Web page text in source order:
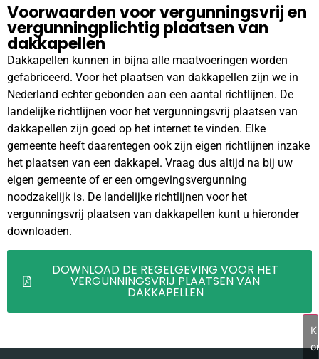
Voorwaarden voor vergunningsvrij en
vergunningplichtig plaatsen van
dakkapellen
Dakkapellen kunnen in bijna alle maatvoeringen worden
gefabriceerd. Voor het plaatsen van dakkapellen zijn we in
Nederland echter gebonden aan een aantal richtlijnen. De
landelijke richtlijnen voor het vergunningsvrij plaatsen van
dakkapellen zijn goed op het internet te vinden. Elke
gemeente heeft daarentegen ook zijn eigen richtlijnen inzake
het plaatsen van een dakkapel. Vraag dus altijd na bij uw
eigen gemeente of er een omgevingsvergunning
noodzakelijk is. De landelijke richtlijnen voor het
vergunningsvrij plaatsen van dakkapellen kunt u hieronder
downloaden.
DOWNLOAD DE REGELGEVING VOOR HET
VERGUNNINGSVRIJ PLAATSEN VAN
DAKKAPELLEN